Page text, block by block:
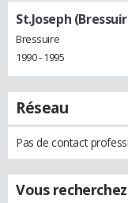
St.Joseph
Bressuire
1990 - 1995
Réseau
Pas de contact
Vous